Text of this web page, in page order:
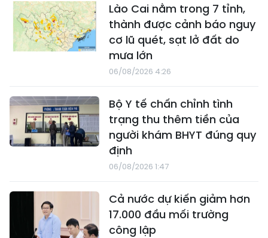
Lào Cai nằm trong 7 tỉnh,
thành được cảnh báo nguy
cơ lũ quét, sạt lở đất do
mưa lớn
06/08/2026 4:26
Bộ Y tế chấn chỉnh tình
trạng thu thêm tiền của
người khám BHYT đúng quy
định
06/08/2026 1:47
Cả nước dự kiến giảm hơn
17.000 đầu mối trường
công lập